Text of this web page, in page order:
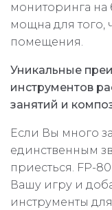
мониторинга на
мощна для того,
помещения.
Уникальные
инструментов
занятий и
Если Вы много
единственным
приесться. FP-
Вашу игру и
инструменты